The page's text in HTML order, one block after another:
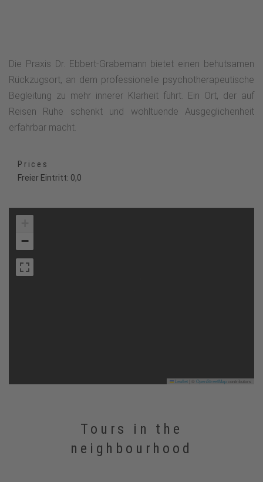
Die Praxis Dr. Ebbert-Grabemann bietet einen behutsamen
Rückzugsort, an dem professionelle psychotherapeutische
Begleitung zu mehr innerer Klarheit führt. Ein Ort, der auf
Reisen Ruhe schenkt und wohltuende Ausgeglichenheit
erfahrbar macht.
Prices
Freier Eintritt: 0,0
−
Leaflet OpenStreetMapcontributors
Tours in the
neighbourhood